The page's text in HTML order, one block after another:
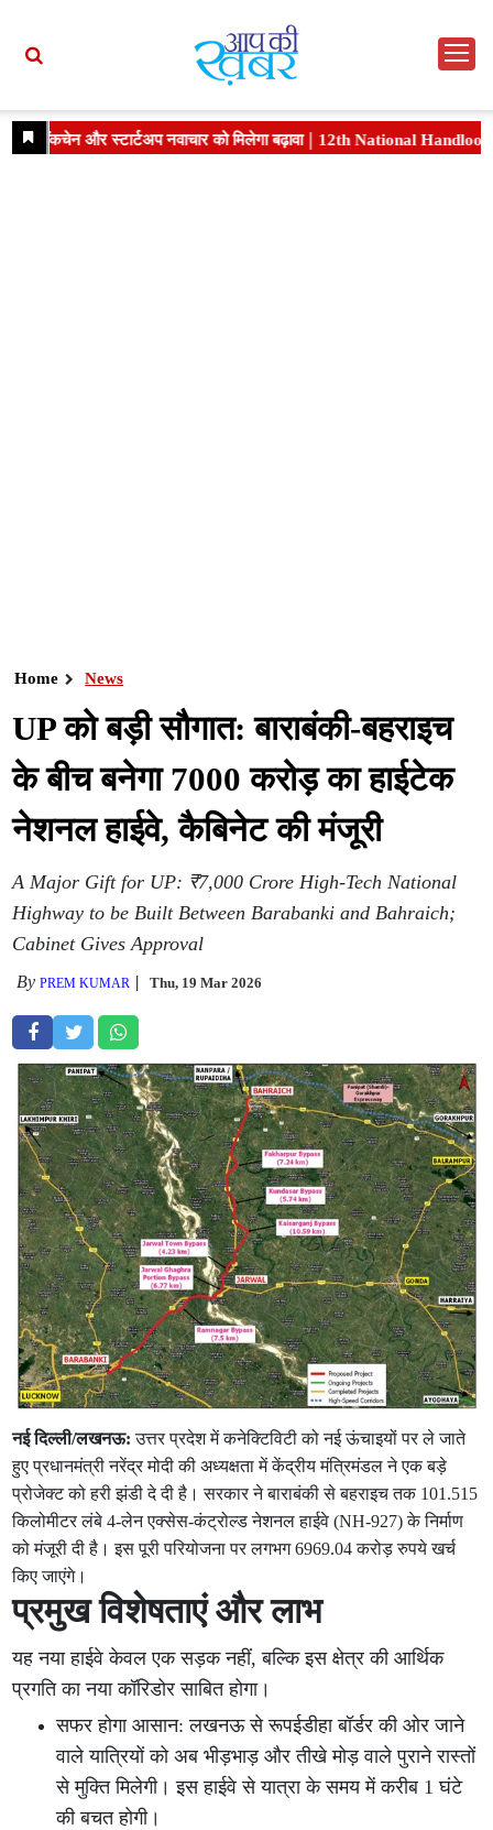
Home News
UP को बड़ी सौगात: बाराबंकी-बहराइच
के बीच बनेगा 7000 करोड़ का हाईटेक
नेशनल हाईवे, कैबिनेट की मंजूरी
A Major Gift for UP: ₹7,000 Crore High-Tech National
Highway to be Built Between Barabanki and Bahraich;
Cabinet Gives Approval
ByPREM KUMAR Thu, 19 Mar 2026
नई दिल्ली/लखनऊ: उत्तर प्रदेश में कनेक्टिविटी को नई ऊंचाइयों पर ले जाते
हुए प्रधानमंत्री नरेंद्र मोदी की अध्यक्षता में केंद्रीय मंत्रिमंडल ने एक बड़े
प्रोजेक्ट को हरी झंडी दे दी है। सरकार ने बाराबंकी से बहराइच तक 101.515
किलोमीटर लंबे 4-लेन एक्सेस-कंट्रोल्ड नेशनल हाईवे (NH-927) के निर्माण
को मंजूरी दी है। इस पूरी परियोजना पर लगभग 6969.04 करोड़ रुपये खर्च
किए जाएंगे।
प्रमुख विशेषताएं और लाभ
यह नया हाईवे केवल एक सड़क नहीं, बल्कि इस क्षेत्र की आर्थिक
प्रगति का नया कॉरिडोर साबित होगा।
सफर होगा आसान: लखनऊ से रूपईडीहा बॉर्डर की ओर जाने
वाले यात्रियों को अब भीड़भाड़ और तीखे मोड़ वाले पुराने रास्तों
से मुक्ति मिलेगी। इस हाईवे से यात्रा के समय में करीब 1 घंटे
की बचत होगी।